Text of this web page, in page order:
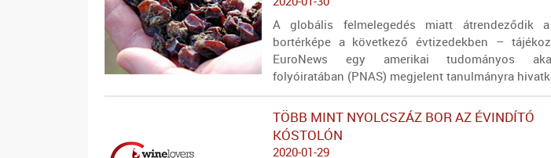
A globális felmelegedés miatt átrendeződik
bortérképe a következő évtizedekben –
EuroNews egy amerikai tudományos
folyóiratában (PNAS) megjelent tanulmányra
TÖBB MINT NYOLCSZÁZ BOR AZ ÉVINDÍTÓ
KÓSTOLÓN
2020-01-29